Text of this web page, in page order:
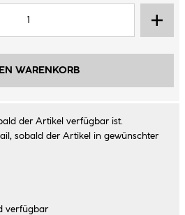
WARENKORB
der Artikel verfügbar ist.
sobald der Artikel in gewünschter
verfügbar